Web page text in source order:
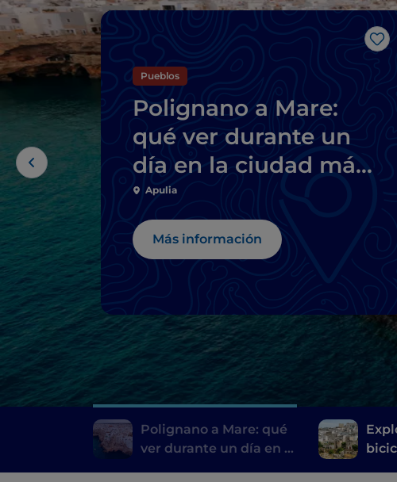
Pueblos
Polignano a Mare:
qué ver durante un
día en la ciudad más
acogedora del
mundo
Apulia
Más información
Polignano a Mare: qué
ver durante un día en la